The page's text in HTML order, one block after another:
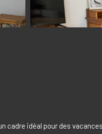
idéal pour des